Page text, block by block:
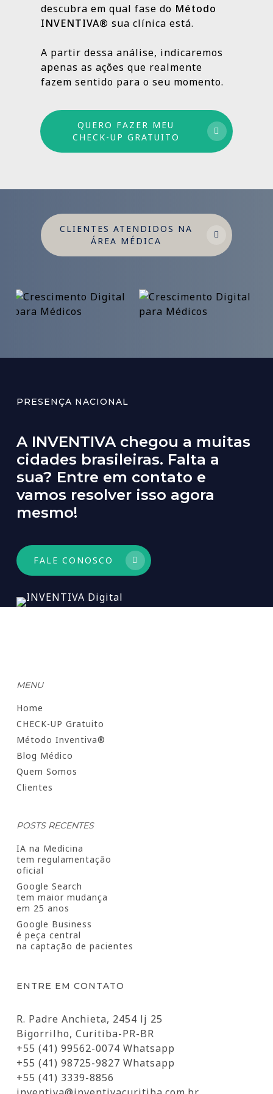
Por isso trabalhamos com um método
médio e longo prazo para garantir
crescimento sustentável.
descubra em qual fase do Método
INVENTIVA® sua clínica está.
A partir dessa análise, indicaremos
apenas as ações que realmente
fazem sentido para o seu momento.
QUERO FAZER MEU
CHECK-UP GRATUITO
CLIENTES ATENDIDOS NA
ÁREA MÉDICA
PRESENÇA NACIONAL
A INVENTIVA chegou a muitas
cidades brasileiras. Falta a
sua? Entre em contato e
vamos resolver isso agora
mesmo!
FALE CONOSCO
MENU
Home
CHECK-UP Gratuito
Método Inventiva®
Blog Médico
Quem Somos
Clientes
POSTS RECENTES
IA na Medicina
tem regulamentação
oficial
Google Search
tem maior mudança
em 25 anos
Google Business
é peça central
na captação de pacientes
ENTRE EM CONTATO
R. Padre Anchieta, 2454 lj 25
Bigorrilho, Curitiba-PR-BR
+55 (41) 99562-0074 Whatsapp
+55 (41) 98725-9827 Whatsapp
+55 (41) 3339-8856